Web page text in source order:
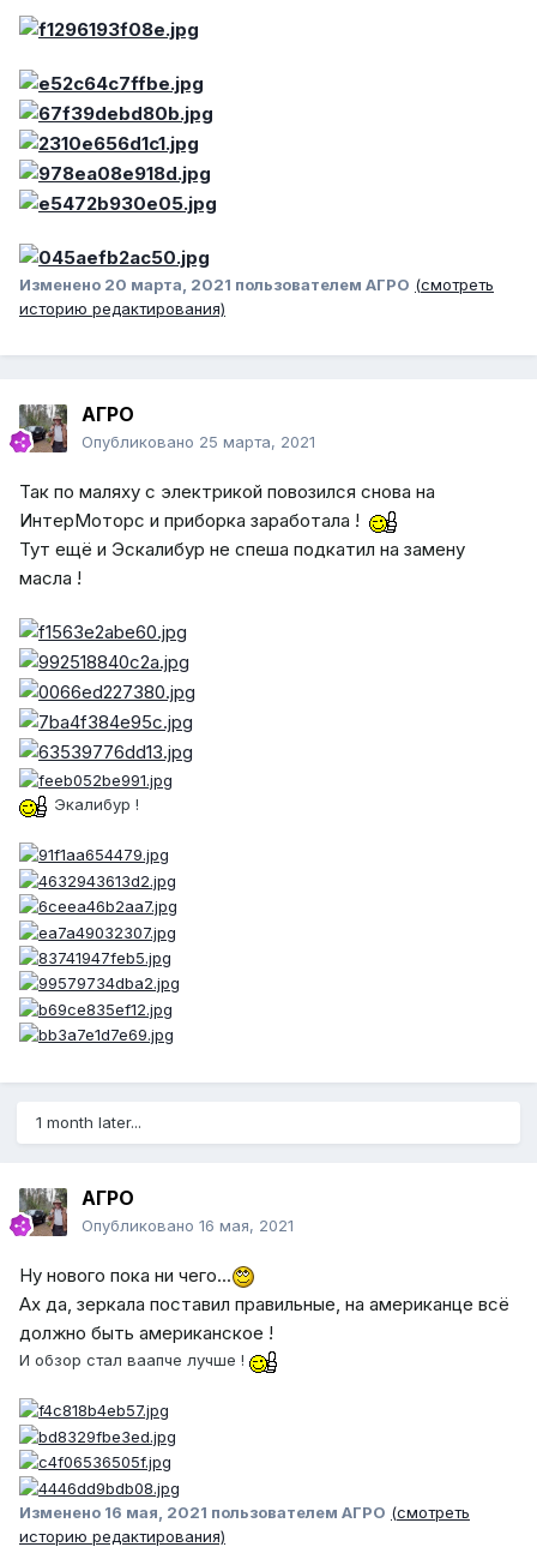
Изменено 20 марта, 2021 пользователем АГРО (смотреть
историю редактирования)
АГРО
Опубликовано 25 марта, 2021
Так по маляху с электрикой повозился снова на
ИнтерМоторс и приборка заработала !
Тут ещё и Эскалибур не спеша подкатил на замену
масла !
Экалибур !
1 month later...
АГРО
Опубликовано 16 мая, 2021
Ну нового пока ни чего...
Ах да, зеркала поставил правильные, на американце всё
должно быть американское !
И обзор стал ваапче лучше !
Изменено 16 мая, 2021 пользователем АГРО (смотреть
историю редактирования)